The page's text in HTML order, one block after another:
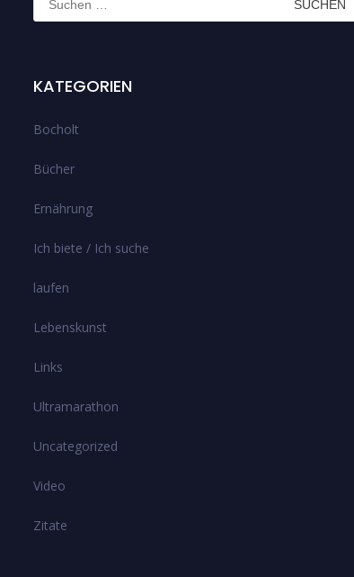
nach:
KATEGORIEN
Bocholt
Bücher
Ernährung
Ich biete / Ich suche
laufen
Lebenskunst
Links
Ultramarathon
Uncategorized
Video
Zitate